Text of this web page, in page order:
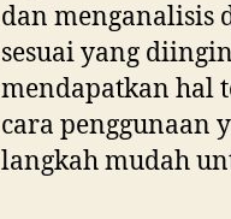
dan menganalisis
sesuai yang
mendapatkan hal
cara penggunaan
langkah mudah